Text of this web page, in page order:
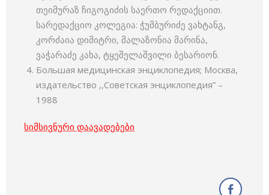
თეიმურაზ ჩიგოგიძის საერთო რედაქციით.
სარედაქციო კოლეგია: ჭუმბურიძე ვახტანგ,
კორძაია დიმიტრი, მალაზონია მარინა,
ვაჭარაძე კახა, ტყეშელაშვილი ბესარიონ.
Большая медицинская энциклопедия; Москва,
издательство ,,Советская энциклопедия” –
1988
სიმსივნური დაავადებები